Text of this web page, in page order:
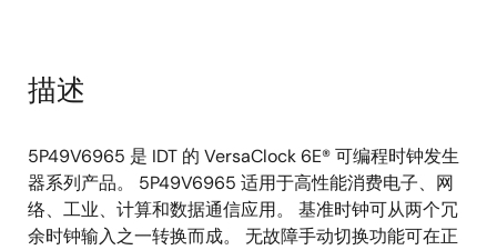
描述
5P49V6965 是 IDT 的 VersaClock 6E® 可编程时钟发生
器系列产品。 5P49V6965 适用于高性能消费电子、网
络、工业、计算和数据通信应用。 基准时钟可从两个冗
余时钟输入之一转换而成。 无故障手动切换功能可在正